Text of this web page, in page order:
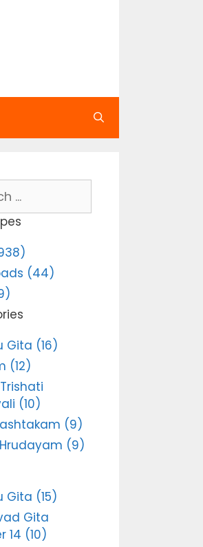
(44)
Gita (16)
(12)
(10)
(9)
(9)
Gita (15)
Gita
14 (10)